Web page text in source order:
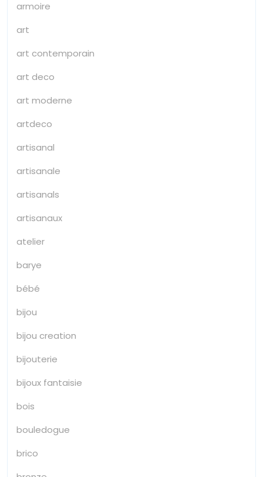
armoire
art
art contemporain
art deco
art moderne
artdeco
artisanal
artisanale
artisanals
artisanaux
atelier
barye
bébé
bijou
bijou creation
bijouterie
bijoux fantaisie
bois
bouledogue
brico